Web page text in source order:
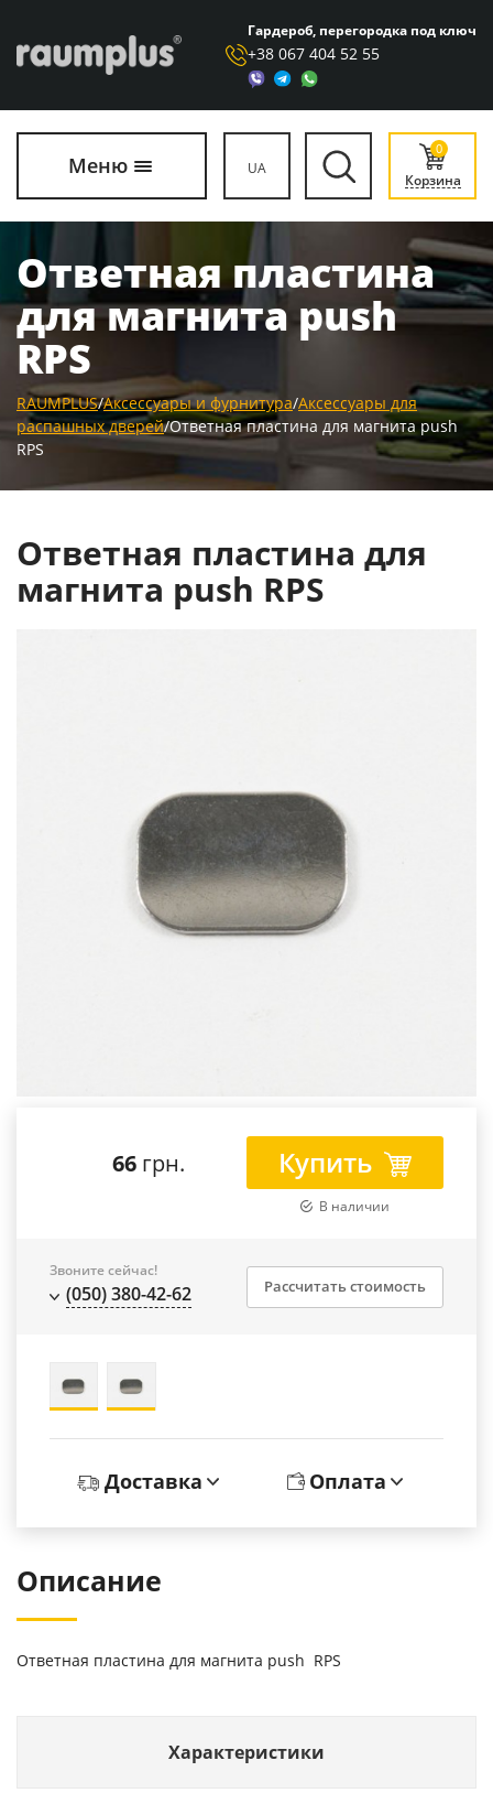
Гардероб, перегородка под ключ
+38 067 404 52 55
Меню UA
0
Корзина
Ответная пластина
для магнита push
RPS
RAUMPLUS/Аксессуары и фурнитура/Аксессуары для
распашных дверей/Ответная пластина для магнита push
RPS
Ответная пластина для
магнита push RPS
66 грн. Купить
В наличии
Звоните сейчас!
(050) 380-42-62 Рассчитать стоимость
Доставка Оплата
Описание
Ответная пластина для магнита push RPS
Характеристики